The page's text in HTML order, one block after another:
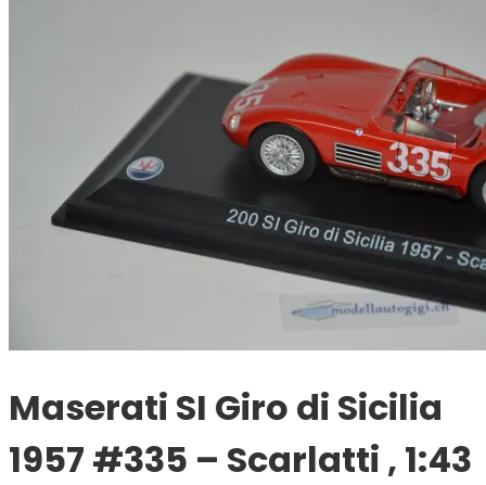
Maserati SI Giro di Sicilia
1957 #335 – Scarlatti , 1:43